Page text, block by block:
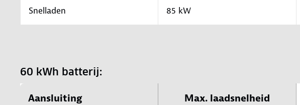
Snelladen 85 kW
60 kWh batterij:
Aansluiting Max. laadsnelheid